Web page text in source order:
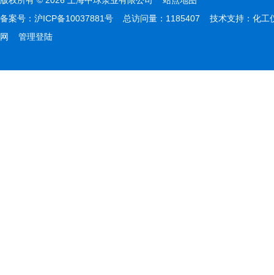
备案号： 沪ICP备10037881号 总访问量：1185407 技术支持： 化工
网
管理登陆